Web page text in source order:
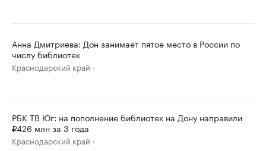
Анна Дмитриева: Дон занимает пятое место в России по
числу библиотек
Краснодарский край
РБК ТВ Юг: на пополнение библиотек на Дону направили
₽426 млн за 3 года
Краснодарский край